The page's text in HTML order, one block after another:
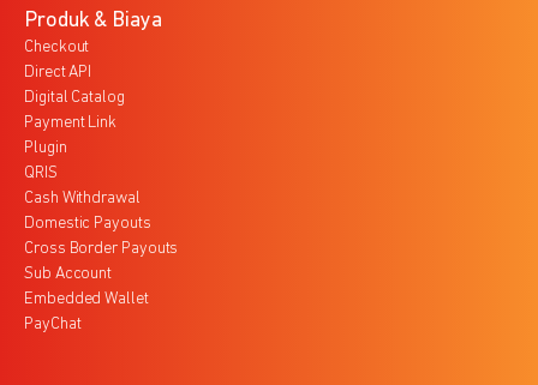
Produk & Biaya
Checkout
Direct API
Digital Catalog
Payment Link
Plugin
QRIS
Cash Withdrawal
Domestic Payouts
Cross Border Payouts
Sub Account
Embedded Wallet
PayChat